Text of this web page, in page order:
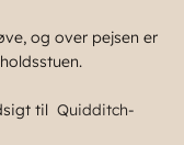
og over pejsen er
til Quidditch-